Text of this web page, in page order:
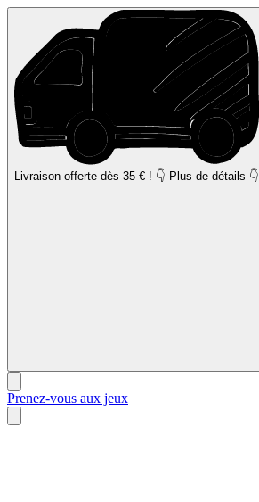
Livraison offerte dès 35 € ! 👇 Plus de détails 👇
Prenez-vous aux jeux